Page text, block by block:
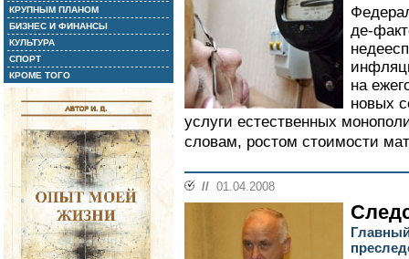
КРУПНЫМ ПЛАНОМ
БИЗНЕС И ФИНАНСЫ
КУЛЬТУРА
СПОРТ
КРОМЕ ТОГО
де-
на
новых
услуги естественных
словам, ростом стоимости
// 01.04.2008